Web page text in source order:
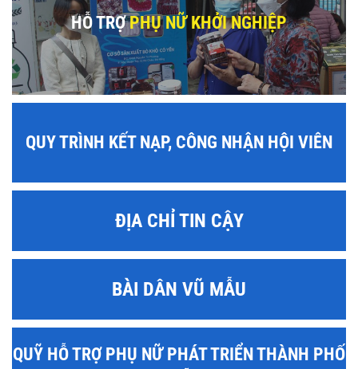
HỖ TRỢPHỤ NỮ KHỞI NGHIỆP
QUY TRÌNH KẾT NẠP, CÔNG NHẬN HỘI VIÊN
ĐỊA CHỈ TIN CẬY
BÀI DÂN VŨ MẪU
QUỸ HỖ TRỢ PHỤ NỮ PHÁT TRIỂN THÀNH PHỐ